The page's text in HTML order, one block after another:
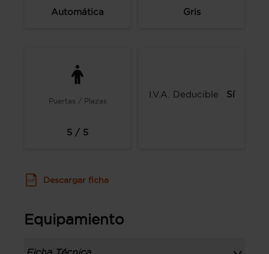
Automática Gris
Puertas / Plazas
5 / 5
I.V.A. Deducible Sí
Descargar ficha
Equipamiento